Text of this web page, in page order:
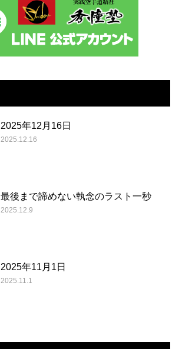
2025年12月16日
2025.12.16
最後まで諦めない執念のラスト一秒
2025.12.9
2025年11月1日
2025.11.1